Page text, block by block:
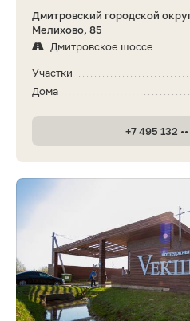
Дмитровский городской
Мелихово, 85
Дмитровское шоссе
Участки
Дома
+7 495 132 ••